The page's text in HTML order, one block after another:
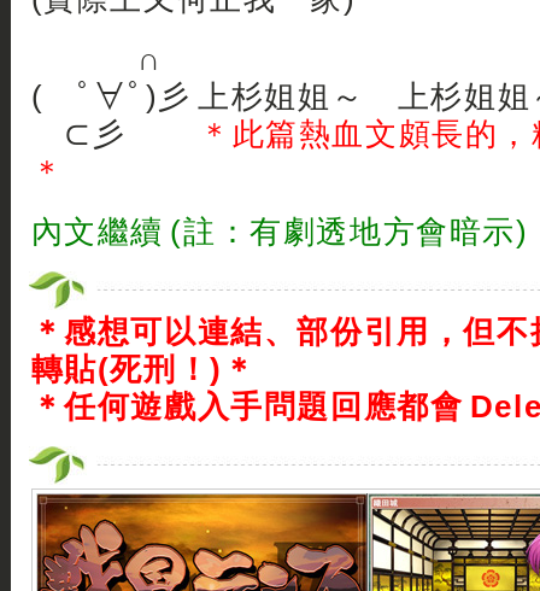
∩
( ﾟ∀ﾟ)彡 上杉姐姐～ 上杉姐姐
⊂彡
＊此篇熱血文頗長的
＊
內文繼續 (註：有劇透地方會暗示)
＊感想可以連結、部份引用，但
轉貼(死刑！)＊
＊任何遊戲入手問題回應都會